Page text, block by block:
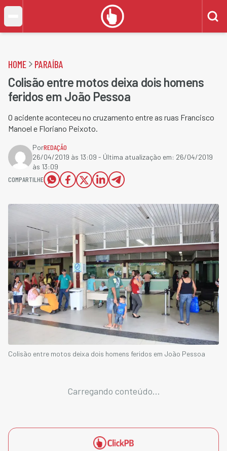
HOME PARAÍBA
Colisão entre motos deixa dois homens
feridos em João Pessoa
O acidente aconteceu no cruzamento entre as ruas Francisco
Manoel e Floriano Peixoto.
PorREDAÇÃO
26/04/2019 às 13:09 - Última atualização em: 26/04/2019
às 13:09
COMPARTILHE
Colisão entre motos deixa dois homens feridos em João Pessoa
Carregando conteúdo...